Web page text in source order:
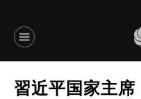
言語別アーカイブ
習近平国家主席